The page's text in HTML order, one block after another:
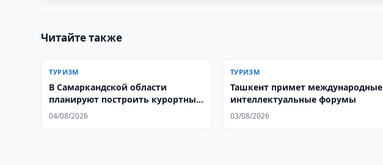
Читайте также
ТУРИЗМ
В Самаркандской области
планируют построить курортный
город Нурбулак
04/08/2026
ТУРИЗМ
Ташкент примет международные
интеллектуальные форумы
03/08/2026